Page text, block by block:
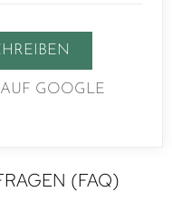
GOOGLE
(FAQ)